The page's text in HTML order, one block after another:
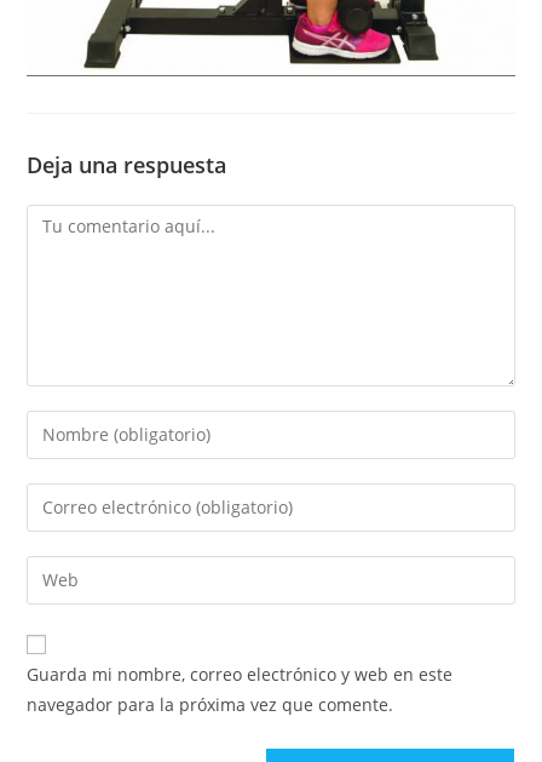
Deja una respuesta
Guarda mi nombre, correo electrónico y web en este
navegador para la próxima vez que comente.